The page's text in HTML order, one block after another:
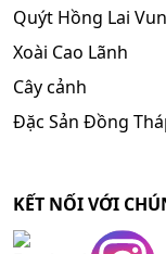
Quýt Hồng Lai
Xoài Cao Lãnh
Cây cảnh
Đặc Sản Đồng
KẾT NỐI VỚI